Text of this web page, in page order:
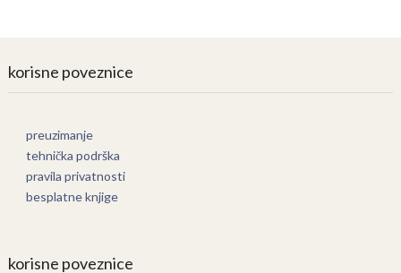
korisne poveznice
preuzimanje
tehnička podrška
pravila privatnosti
besplatne knjige
korisne poveznice